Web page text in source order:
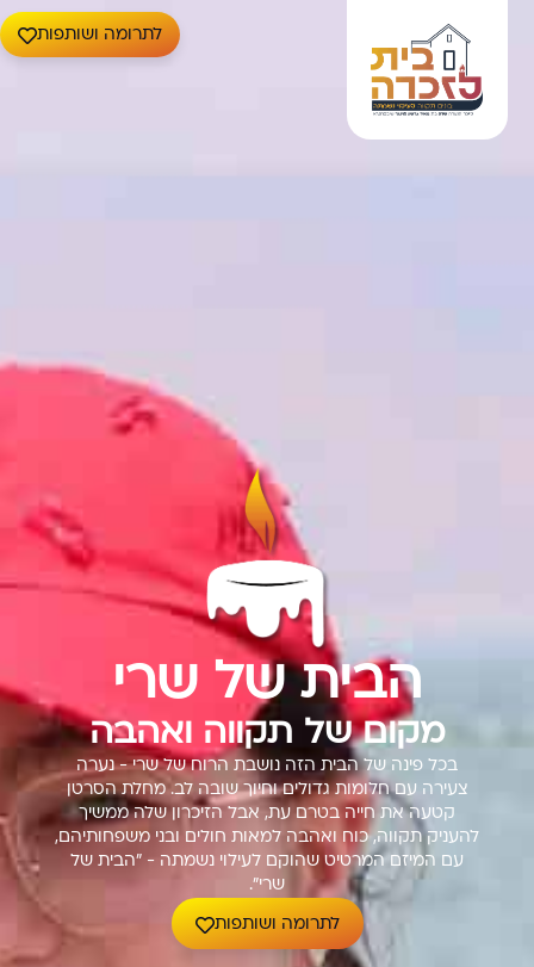
לתרומה ושותפות
הבית של שרי
מקום של תקווה ואהבה
בכל פינה של הבית הזה נושבת הרוח של שרי - נערה
צעירה עם חלומות גדולים וחיוך שובה לב. מחלת הסרטן
קטעה את חייה בטרם עת, אבל הזיכרון שלה ממשיך
להעניק תקווה, כוח ואהבה למאות חולים ובני משפחותיהם,
עם המיזם המרטיט שהוקם לעילוי נשמתה - "הבית של
שרי".
לתרומה ושותפות